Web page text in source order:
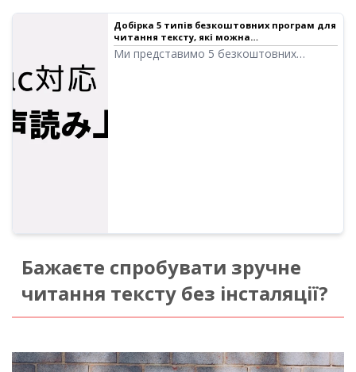
Добірка 5 типів безкоштовних програм для
читання тексту, які можна
використовувати на Mac｜Програма для
читання тексту Ondoku
Ми представимо 5 безкоштовних
Бажаєте спробувати зручне
читання тексту без інсталяції?